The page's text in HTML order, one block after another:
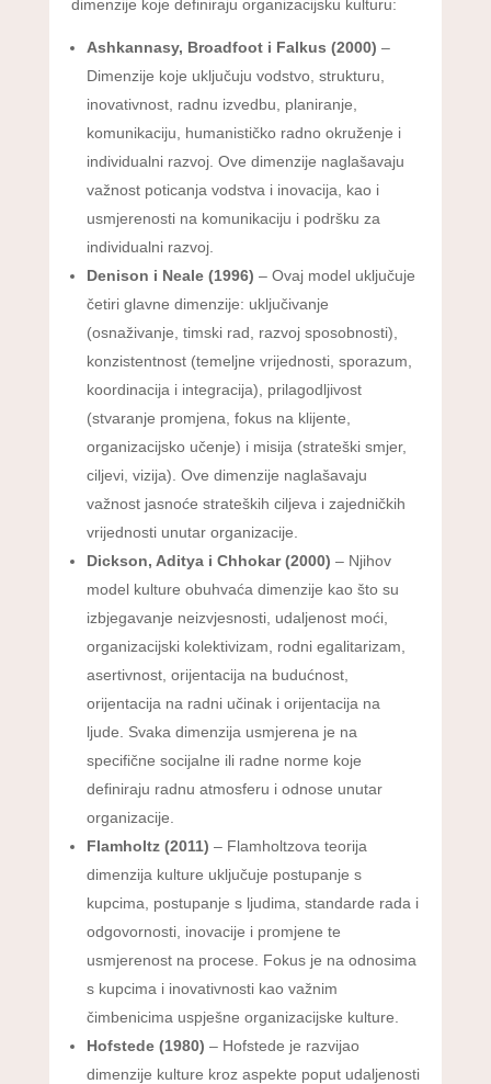
dimenzije koje definiraju organizacijsku kulturu:
Ashkannasy, Broadfoot i Falkus (2000) –
Dimenzije koje uključuju vodstvo, strukturu,
inovativnost, radnu izvedbu, planiranje,
komunikaciju, humanističko radno okruženje i
individualni razvoj. Ove dimenzije naglašavaju
važnost poticanja vodstva i inovacija, kao i
usmjerenosti na komunikaciju i podršku za
individualni razvoj.
Denison i Neale (1996) – Ovaj model uključuje
četiri glavne dimenzije: uključivanje
(osnaživanje, timski rad, razvoj sposobnosti),
konzistentnost (temeljne vrijednosti, sporazum,
koordinacija i integracija), prilagodljivost
(stvaranje promjena, fokus na klijente,
organizacijsko učenje) i misija (strateški smjer,
ciljevi, vizija). Ove dimenzije naglašavaju
važnost jasnoće strateških ciljeva i zajedničkih
vrijednosti unutar organizacije.
Dickson, Aditya i Chhokar (2000) – Njihov
model kulture obuhvaća dimenzije kao što su
izbjegavanje neizvjesnosti, udaljenost moći,
organizacijski kolektivizam, rodni egalitarizam,
asertivnost, orijentacija na budućnost,
orijentacija na radni učinak i orijentacija na
ljude. Svaka dimenzija usmjerena je na
specifične socijalne ili radne norme koje
definiraju radnu atmosferu i odnose unutar
organizacije.
Flamholtz (2011) – Flamholtzova teorija
dimenzija kulture uključuje postupanje s
kupcima, postupanje s ljudima, standarde rada i
odgovornosti, inovacije i promjene te
usmjerenost na procese. Fokus je na odnosima
s kupcima i inovativnosti kao važnim
čimbenicima uspješne organizacijske kulture.
Hofstede (1980) – Hofstede je razvijao
dimenzije kulture kroz aspekte poput udaljenosti